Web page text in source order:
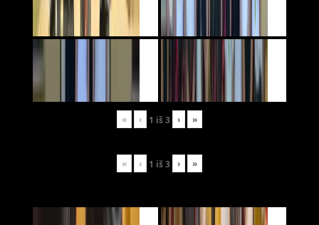
« ‹ 1 iš3 › »
« ‹ 1 iš3 › »